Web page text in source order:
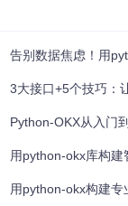
分析需求，后者解决
问题。例如当API
告别数据焦虑！用
3大接口+5个技巧：
Python-OKX从入门
用python-okx库构
用python-okx构建专